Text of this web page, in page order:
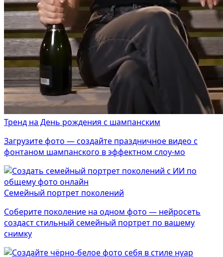
Тренд на День рождения с шампанским
Загрузите фото — создайте праздничное видео с
фонтаном шампанского в эффектном слоу-мо
Семейный портрет поколений
Соберите поколение на одном фото — нейросеть
создаст стильный семейный портрет по вашему
снимку